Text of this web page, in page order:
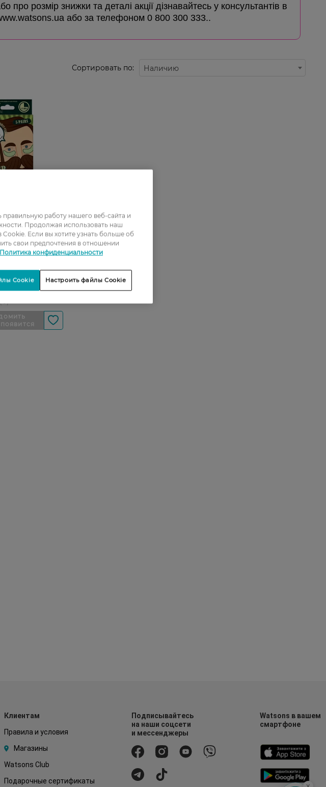
про розмір знижки та деталі акції дізнавайтесь у консультантів в
або за телефоном 0 800 300 333..
Сортировать по: Наличию
Look At Me
мужчин 10 шт
Клиентам
Правила и условия
Магазины
Watsons Club
Подарочные сертификаты
Подписывайтесь
на наши соцсети
и мессенджеры
Watsons в вашем
смартфоне
работу нашего веб-сайта и
Продолжая использовать наш
Если вы хотите узнать больше об
свои предпочтения в отношении
Политика конфиденциальности
Настроить файлы Cookie
Cookie